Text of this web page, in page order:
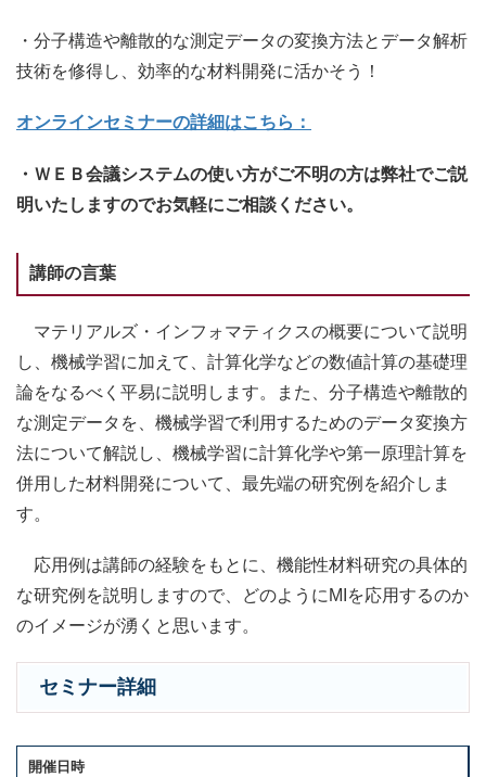
・分子構造や離散的な測定データの変換方法とデータ解析
技術を修得し、効率的な材料開発に活かそう！
オンラインセミナーの詳細はこちら：
・ＷＥＢ会議システムの使い方がご不明の方は弊社でご説
明いたしますのでお気軽にご相談ください。
講師の言葉
マテリアルズ・インフォマティクスの概要について説明
し、機械学習に加えて、計算化学などの数値計算の基礎理
論をなるべく平易に説明します。また、分子構造や離散的
な測定データを、機械学習で利用するためのデータ変換方
法について解説し、機械学習に計算化学や第一原理計算を
併用した材料開発について、最先端の研究例を紹介しま
す。
応用例は講師の経験をもとに、機能性材料研究の具体的
な研究例を説明しますので、どのようにMIを応用するのか
のイメージが湧くと思います。
セミナー詳細
開催日時